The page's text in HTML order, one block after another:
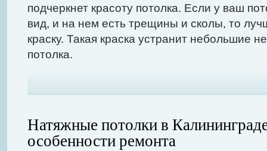
подчеркнет красоту потолка. Если у ваш
вид, и на нем есть трещины и сколы, то
краску. Такая краска устранит небольшие
потолка.
Натяжные потолки в
особенности ремонта